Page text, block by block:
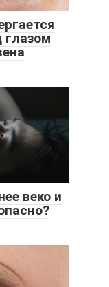
глазом
веко и